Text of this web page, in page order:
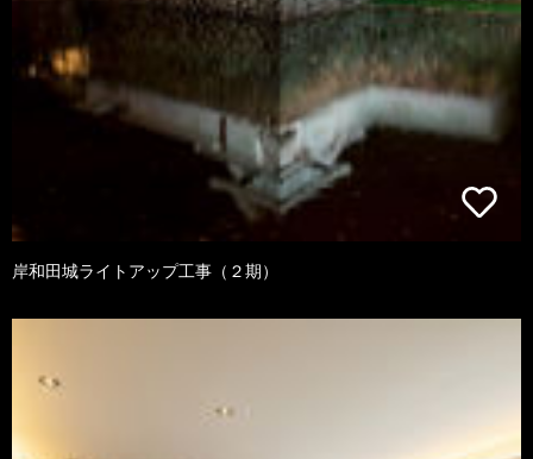
岸和田城ライトアップ工事（２期）